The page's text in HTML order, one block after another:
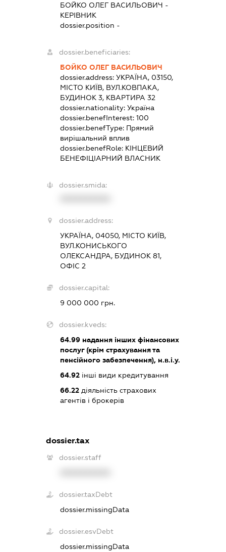
БОЙКО ОЛЕГ ВАСИЛЬОВИЧ -
КЕРІВНИК
dossier.position -
dossier.beneficiaries:
БОЙКО ОЛЕГ ВАСИЛЬОВИЧ
dossier.address: УКРАЇНА, 03150,
МІСТО КИЇВ, ВУЛ.КОВПАКА,
БУДИНОК 3, КВАРТИРА 32
dossier.nationality: Україна
dossier.benefInterest: 100
dossier.benefType: Прямий
вирішальний вплив
dossier.benefRole: КІНЦЕВИЙ
БЕНЕФІЦІАРНИЙ ВЛАСНИК
dossier.smida:
dossier.address:
УКРАЇНА, 04050, МІСТО КИЇВ,
ВУЛ.КОНИСЬКОГО
ОЛЕКСАНДРА, БУДИНОК 81,
ОФІС 2
dossier.capital:
9 000 000 грн.
dossier.kveds:
64.99надання інших фінансових
послуг (крім страхування та
пенсійного забезпечення), н.в.і.у.
64.92інші види кредитування
66.22діяльність страхових
агентів і брокерів
dossier.tax
dossier.staff
dossier.taxDebt
dossier.missingData
dossier.esvDebt
dossier.missingData